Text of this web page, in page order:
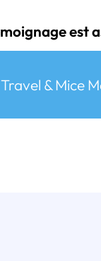
est
& Mice